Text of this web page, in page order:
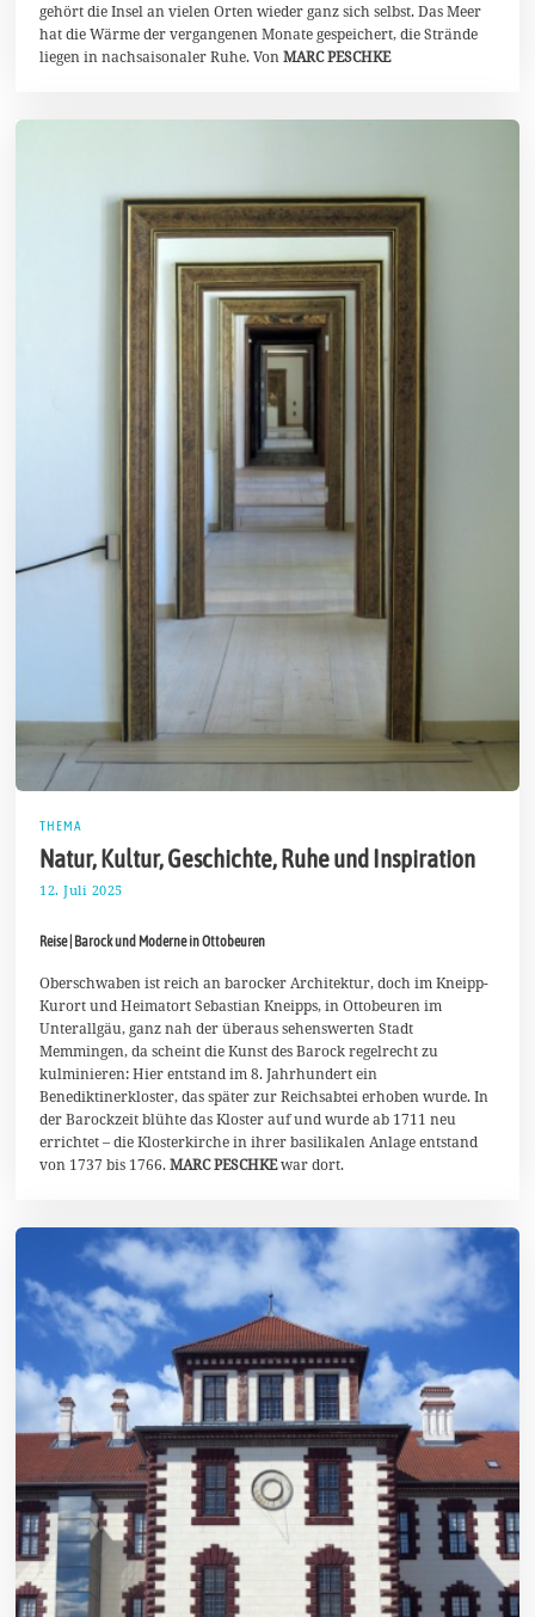
b
e
r
5
gehört die Insel an vielen Orten wieder ganz sich selbst. Das Meer
hat die Wärme der vergangenen Monate gespeichert, die Strände
liegen in nachsaisonaler Ruhe. VonMARC PESCHKE
THEMA
Natur, Kultur, Geschichte, Ruhe und Inspiration
12. Juli 2025
J
l
i
2
0
2
5
Reise | Barock und Moderne in Ottobeuren
Oberschwaben ist reich an barocker Architektur, doch im Kneipp-
Kurort und Heimatort Sebastian Kneipps, in Ottobeuren im
Unterallgäu, ganz nah der überaus sehenswerten Stadt
Memmingen, da scheint die Kunst des Barock regelrecht zu
kulminieren: Hier entstand im 8. Jahrhundert ein
Benediktinerkloster, das später zur Reichsabtei erhoben wurde. In
der Barockzeit blühte das Kloster auf und wurde ab 1711 neu
errichtet – die Klosterkirche in ihrer basilikalen Anlage entstand
von 1737 bis 1766.MARC PESCHKEwar dort.